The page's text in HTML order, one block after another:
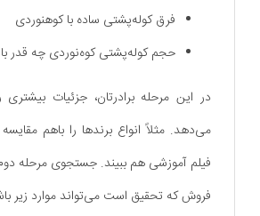
فرق کوله‌پشتی ساده با کوهنوردی
حجم کوله‌پشتی کوه‌نوردی چه قدر
در این مرحله برادرتان، جزئیات بیشتری
می‌دهد. مثلاً انواع برندها را باهم
فیلم آموزشی هم ببیند. جستجوی مرحله
فروش که تحقیق است می‌تواند موارد زیر